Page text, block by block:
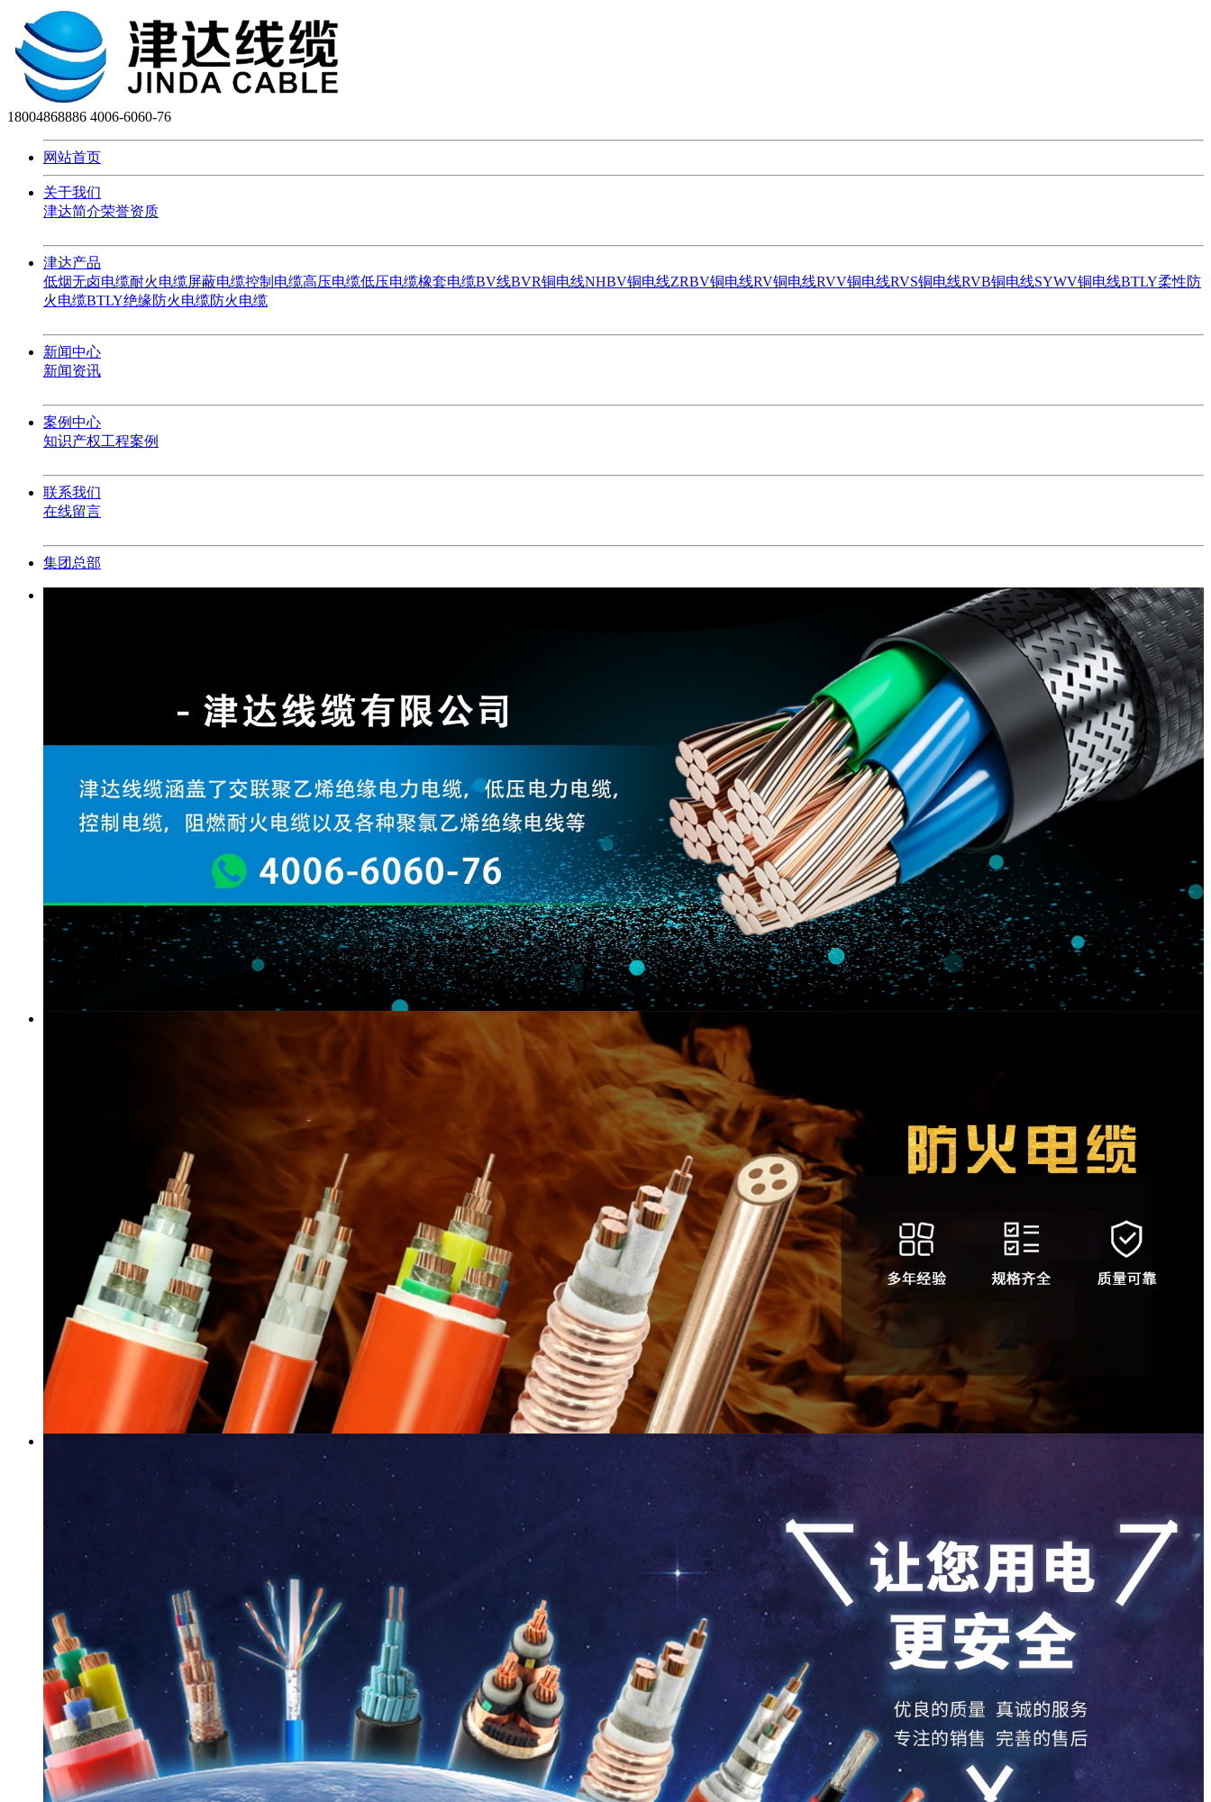
18004868886 4006-6060-76
网站首页
关于我们
津达简介荣誉资质
津达产品
低烟无卤电缆耐火电缆屏蔽电缆控制电缆高压电缆低压电缆橡套电缆BV线BVR铜电线NHBV铜电线ZRBV铜电线RV铜电线RVV铜电线RVS铜电线RVB铜电线SYWV铜电线BTLY柔性防
火电缆BTLY绝缘防火电缆防火电缆
新闻中心
新闻资讯
案例中心
知识产权工程案例
联系我们
在线留言
集团总部